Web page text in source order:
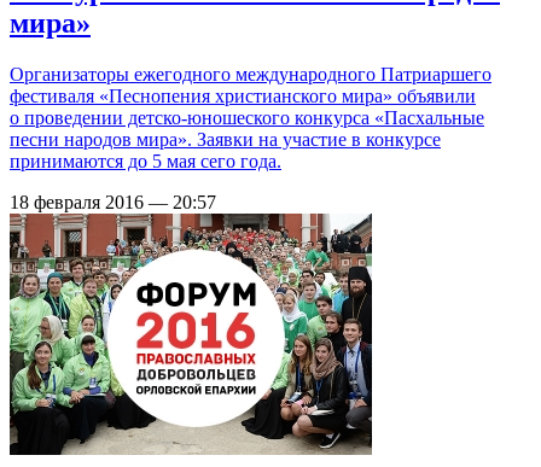
мира»
Организаторы ежегодного международного Патриаршего
фестиваля «Песнопения христианского мира» объявили
о проведении детско-юношеского конкурса «Пасхальные
песни народов мира». Заявки на участие в конкурсе
принимаются до 5 мая сего года.
18 февраля 2016 — 20:57